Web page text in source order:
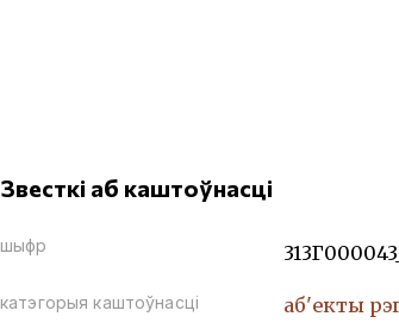
Звесткі аб каштоўнасці
шыфр
катэгорыя каштоўнасці аб'екты